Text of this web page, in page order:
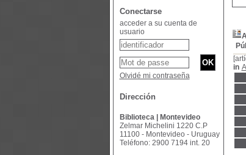
in
Conectarse
acceder a su cuenta de
usuario
Olvidé mi contraseña
Dirección
Biblioteca | Montevideo
Zelmar Michelini 1220 C.P
11100 - Montevideo - Uruguay
Teléfono: 2900 7194 int. 20